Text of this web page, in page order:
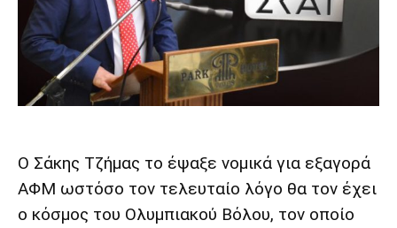
Ο Σάκης Τζήμας το έψαξε νομικά για εξαγορά
ΑΦΜ ωστόσο τον τελευταίο λόγο θα τον έχει
ο κόσμος του Ολυμπιακού Βόλου, τον οποίο